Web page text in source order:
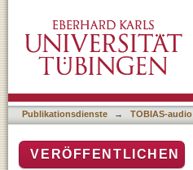
Publikationsdienste → TOBIAS-audio
VERÖFFENTLICHEN